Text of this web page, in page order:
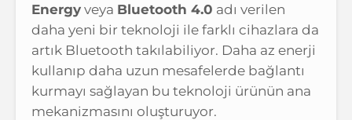
Energy veya Bluetooth 4.0 adı verilen
daha yeni bir teknoloji ile farklı cihazlara da
artık Bluetooth takılabiliyor. Daha az enerji
kullanıp daha uzun mesafelerde bağlantı
kurmayı sağlayan bu teknoloji ürünün ana
mekanizmasını oluşturuyor.